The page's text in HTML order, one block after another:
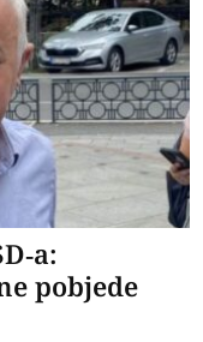
a:
pobjede